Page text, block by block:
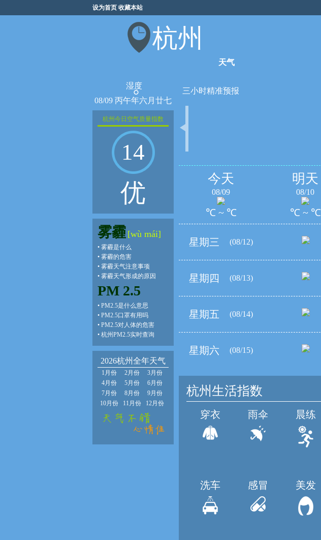
设为首页 收藏本站
杭州
天气
°
湿度
08/09 丙午年六月廿七
杭州今日空气质量指数
14
优
雾霾 [wù mái]
• 雾霾是什么
• 雾霾的危害
• 雾霾天气注意事项
• 雾霾天气形成的原因
PM 2.5
• PM2.5是什么意思
• PM2.5口罩有用吗
• PM2.5对人体的危害
• 杭州PM2.5实时查询
2026杭州全年天气
1月份 2月份
3月份
4月份
5月份
6月份
7月份
8月份
9月份
10月份
11月份 12月份
三小时精准预报
今天
08/09
℃ ~ ℃
明天
08/10
℃ ~ ℃
星期三 (08/12)
星期四 (08/13)
星期五 (08/14)
星期六 (08/15)
杭州生活指数
穿衣 雨伞 晨练
洗车 感冒 美发